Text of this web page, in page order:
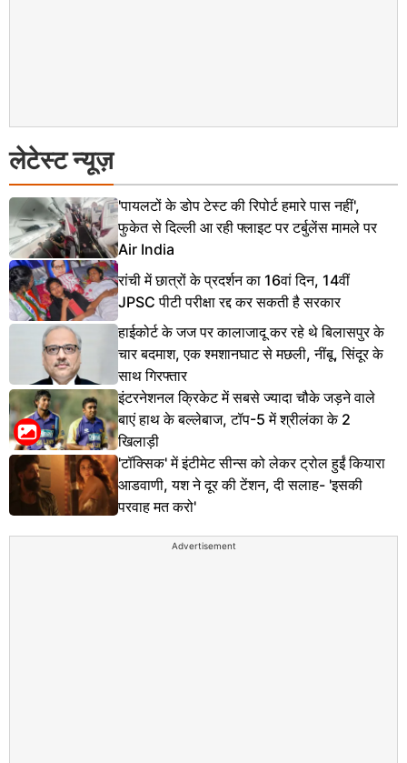
लेटेस्ट न्यूज़
'पायलटों के डोप टेस्ट की रिपोर्ट हमारे पास नहीं',
फुकेत से दिल्ली आ रही फ्लाइट पर टर्बुलेंस मामले पर
Air India
रांची में छात्रों के प्रदर्शन का 16वां दिन, 14वीं
JPSC पीटी परीक्षा रद्द कर सकती है सरकार
हाईकोर्ट के जज पर कालाजादू कर रहे थे बिलासपुर के
चार बदमाश, एक श्मशानघाट से मछली, नींबू, सिंदूर के
साथ गिरफ्तार
इंटरनेशनल क्रिकेट में सबसे ज्यादा चौके जड़ने वाले
बाएं हाथ के बल्लेबाज, टॉप-5 में श्रीलंका के 2
खिलाड़ी
'टॉक्सिक' में इंटीमेट सीन्स को लेकर ट्रोल हुईं कियारा
आडवाणी, यश ने दूर की टेंशन, दी सलाह- 'इसकी
परवाह मत करो'
Advertisement